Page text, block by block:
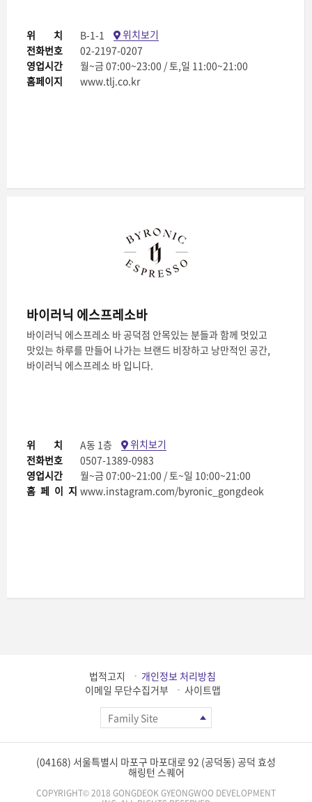
위치 B-1-1
위치보기
전화번호
02-2197-0207
영업시간
월~금 07:00~23:00 / 토,일 11:00~21:00
홈페이지
www.tlj.co.kr
바이러닉 에스프레소바
바이러닉 에스프레소 바 공덕점 안목있는 분들과 함께 멋있고
맛있는 하루를 만들어 나가는 브랜드 비장하고 낭만적인 공간,
바이러닉 에스프레소 바 입니다.
위치A동 1층
위치보기
전화번호
0507-1389-0983
영업시간
월~금 07:00~21:00 / 토~일 10:00~21:00
홈페이지www.instagram.com/byronic_gongdeok
법적고지
개인정보 처리방침
이메일 무단수집거부
사이트맵
(04168) 서울특별시 마포구 마포대로 92 (공덕동) 공덕 효성
해링턴 스퀘어
COPYRIGHT© 2018 GONGDEOK GYEONGWOO DEVELOPMENT
Family Site